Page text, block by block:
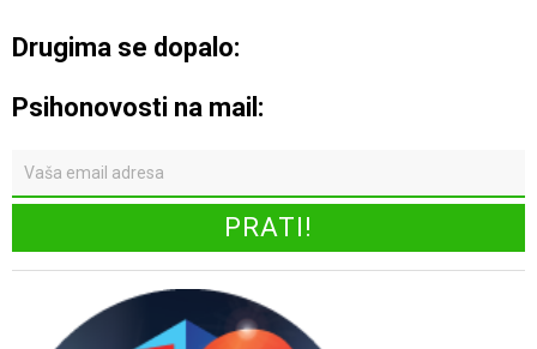
Drugima se dopalo:
Psihonovosti na mail: